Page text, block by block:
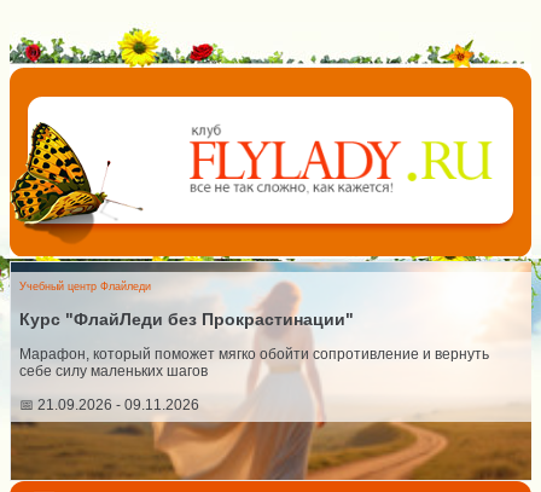
Учебный центр Флайледи
Курс "ФлайЛеди без Прокрастинации"
Марафон, который поможет мягко обойти сопротивление и вернуть
себе силу маленьких шагов
📅 21.09.2026 - 09.11.2026